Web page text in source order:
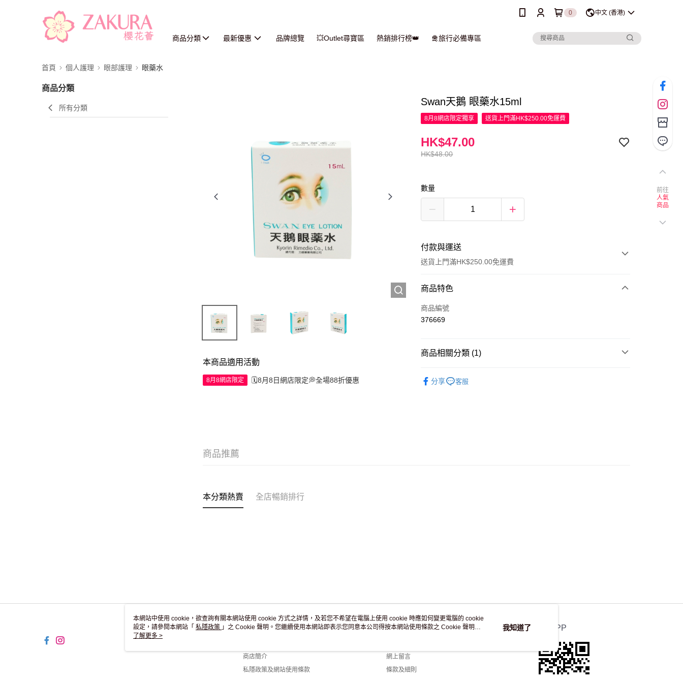
0 中文 (香港)
商品分類 最新優惠 品牌總覽 💥Outlet尋寶區 熱銷排行榜👑 🛅旅行必備專區
首頁 個人護理 眼部護理 眼藥水
商品分類
所有分類
本商品適用活動
8月8網店限定 🗓️8月8日網店限定💭全場88折優惠
Swan天鵝 眼藥水15ml
8月8網店限定獨享 送貨上門滿HK$250.00免運費
HK$48.00
HK$47.00
數量
付款與運送
送貨上門滿HK$250.00免運費
付款方式
信用卡
商品特色
商品編號
376669
商品相關分類 (1)
分享
客服
商品推薦
本分類熱賣 全店暢銷排行
關於我們
商店簡介
私隱政策及網站使用條款
客戶服務
網上留言
條款及細則
官方APP
前往
人氣
商品
本網站中使用 cookie，欲查詢有關本網站使用 cookie 方式之詳情，及若您不希望在電腦上使用 cookie 時應如何變更電腦的 cookie
設定，請參閱本網站「 私隱政策 」之 Cookie 聲明。您繼續使用本網站即表示您同意本公司得按本網站使用條款之 Cookie 聲明使
用 cookie。
了解更多 >
我知道了